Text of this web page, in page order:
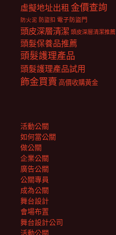
虛擬地址出租 金價查詢
防火泥 防盜扣 電子防盜門
頭皮深層清潔 頭皮深層清潔推薦
頭髮保養品推薦
頭髮護理產品
頭髮護理產品試用
飾金買賣 高價收購黃金
活動公關
如何當公關
做公關
企業公關
廣告公關
公關專員
成為公關
舞台設計
會場布置
舞台設計公司
活動公關